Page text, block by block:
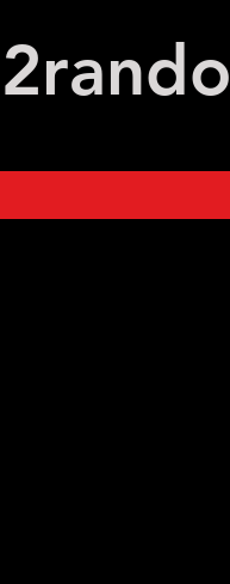
2rando